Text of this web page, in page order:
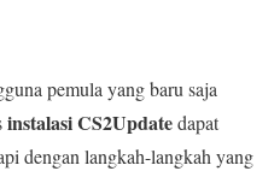
pemula yang baru saja
instalasi CS2Updatedapat
dengan langkah-langkah yang